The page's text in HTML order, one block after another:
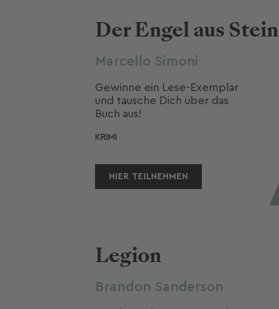
Der Engel aus Stein
Marcello Simoni
Gewinne ein Lese-Exemplar
und tausche Dich über das
KRIMI
HIER TEILNEHMEN
Legion
Brandon Sanderson